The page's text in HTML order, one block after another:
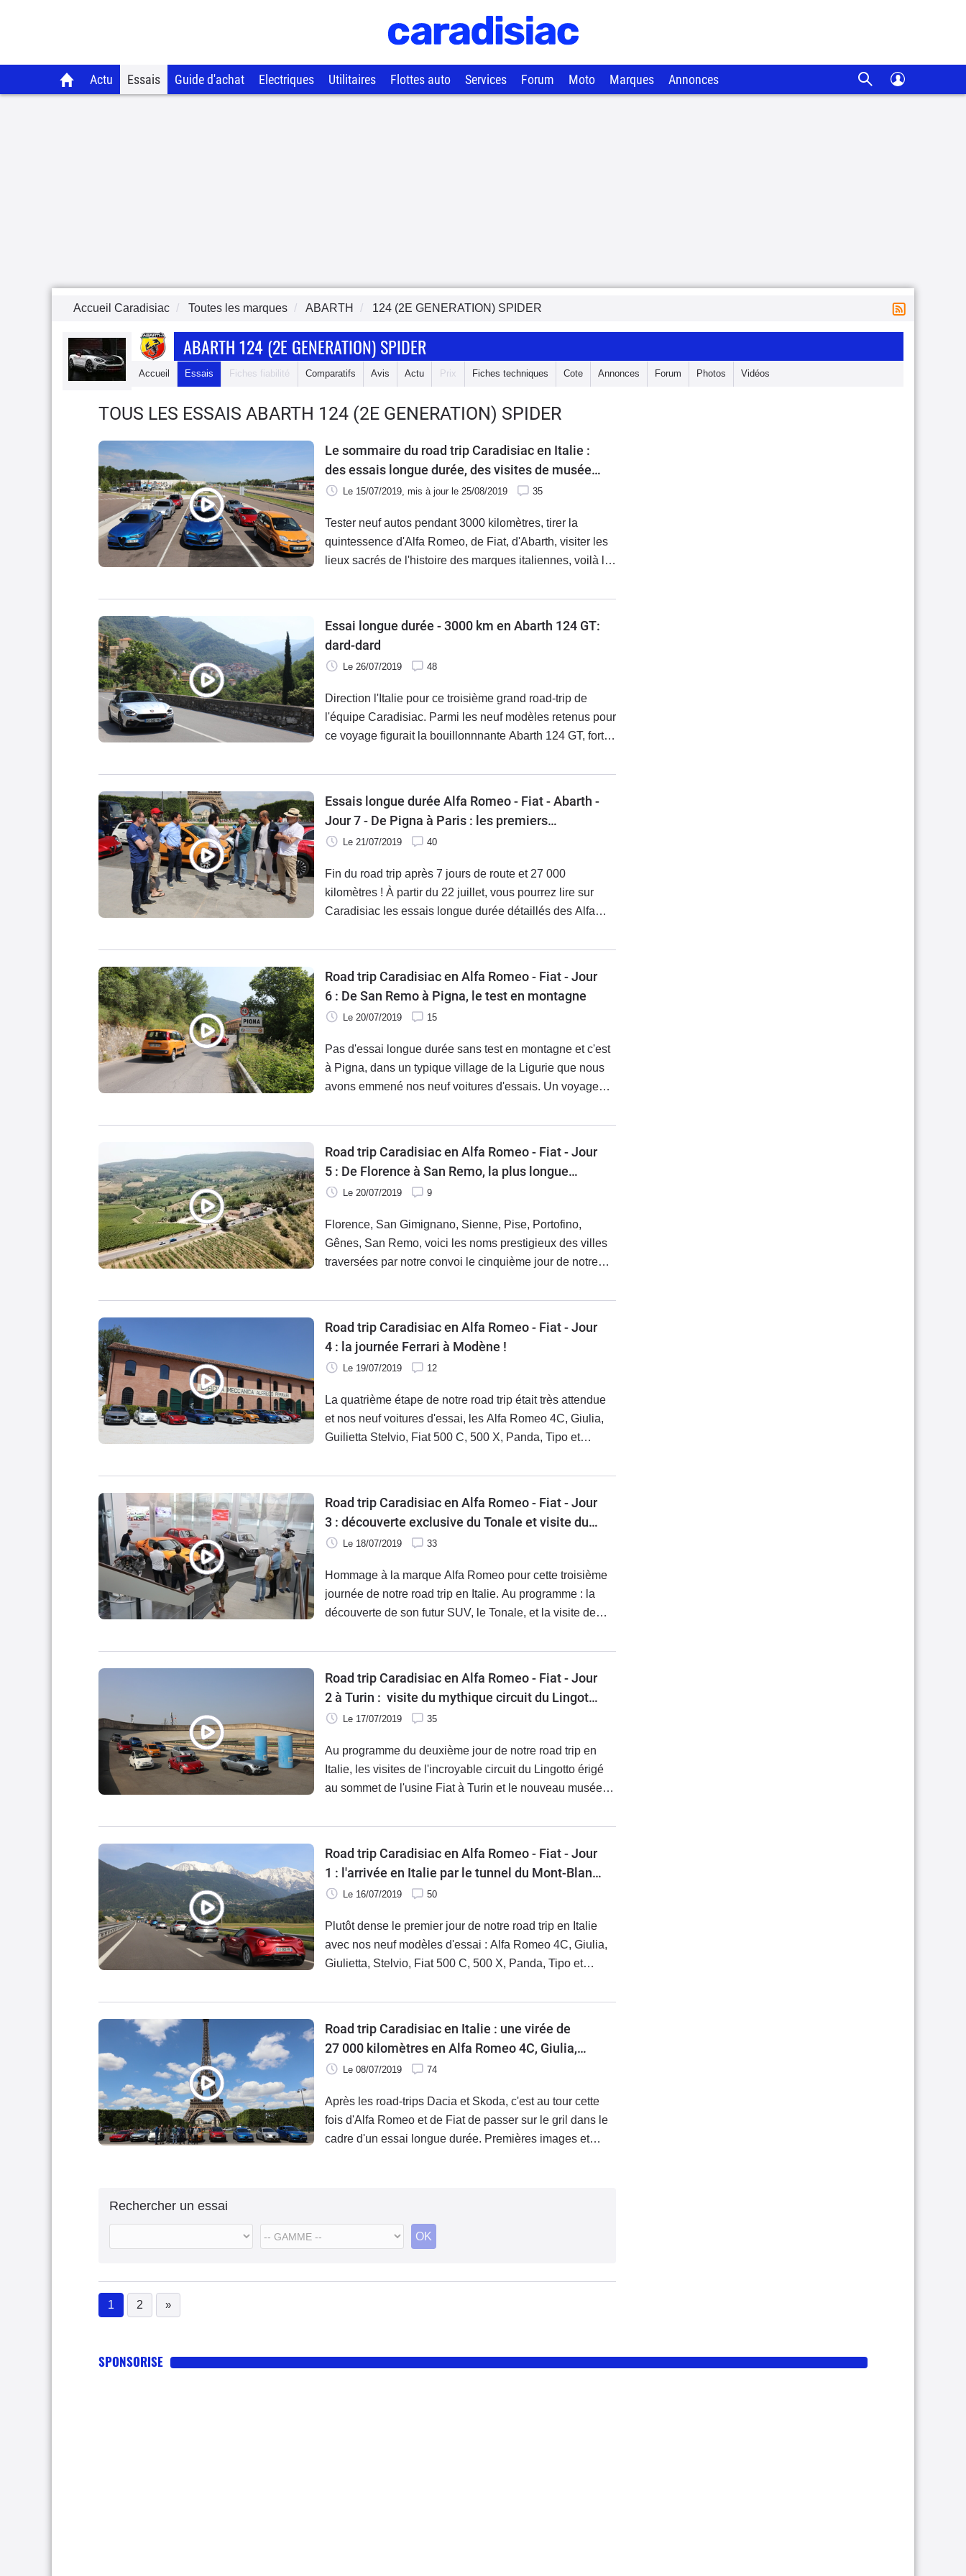
Actu Essais Guide d'achat Electriques Utilitaires Flottes auto Services Forum Moto Marques Annonces
Accueil Caradisiac Toutes les marques ABARTH 124 (2E GENERATION) SPIDER
ABARTH 124 (2E GENERATION) SPIDER
Accueil Essais Fiches fiabilité Comparatifs Avis Actu Prix Fiches techniques Cote Annonces Forum Photos Vidéos
TOUS LES ESSAIS ABARTH 124 (2E GENERATION) SPIDER
Le sommaire du road trip Caradisiac en Italie :
des essais longue durée, des visites de musées,
des exclusivités...
Le 15/07/2019, mis à jour le 25/08/2019 35
Tester neuf autos pendant 3000 kilomètres, tirer la
quintessence d'Alfa Romeo, de Fiat, d'Abarth, visiter les
lieux sacrés de l'histoire des marques italiennes, voilà le
dessous les neuf modèles testés, la bande annonce de
publiés cet été sur Caradisiac.
Essai longue durée - 3000 km en Abarth 124 GT:
dard-dard
Le 26/07/2019 48
Direction l'Italie pour ce troisième grand road-trip de
l'équipe Caradisiac. Parmi les neuf modèles retenus pour
ce voyage figurait la bouillonnnante Abarth 124 GT, forte
aptitudes sportives, l'auto donne-t-elle satisfaction lors
Essais longue durée Alfa Romeo - Fiat - Abarth -
Jour 7 - De Pigna à Paris : les premiers
enseignements du road trip
Le 21/07/2019 40
Fin du road trip après 7 jours de route et 27 000
kilomètres ! À partir du 22 juillet, vous pourrez lire sur
Caradisiac les essais longue durée détaillés des Alfa
Panda, Tipo et Abarth 124. En attendant, retrouvez les
premières impressions sur les voitures testées et qui
tentent de tirer la quintessence de ce que représentent
aujourd'hui Alfa Romeo et Fiat.
Road trip Caradisiac en Alfa Romeo - Fiat - Jour
6 : De San Remo à Pigna, le test en montagne
Le 20/07/2019 15
Pas d'essai longue durée sans test en montagne et c'est
à Pigna, dans un typique village de la Ligurie que nous
avons emmené nos neuf voitures d'essais. Un voyage
Road trip Caradisiac en Alfa Romeo - Fiat - Jour
5 : De Florence à San Remo, la plus longue
étapeLe 20/07/2019 9
Florence, San Gimignano, Sienne, Pise, Portofino,
Gênes, San Remo, voici les noms prestigieux des villes
traversées par notre convoi le cinquième jour de notre
des conditions différentes et de découvrir des paysages
Road trip Caradisiac en Alfa Romeo - Fiat - Jour
4 : la journée Ferrari à Modène !
Le 19/07/2019 12
La quatrième étape de notre road trip était très attendue
et nos neuf voitures d'essai, les Alfa Romeo 4C, Giulia,
Guilietta Stelvio, Fiat 500 C, 500 X, Panda, Tipo et
marque la plus prestigieuse du monde, Ferrari.
Road trip Caradisiac en Alfa Romeo - Fiat - Jour
3 : découverte exclusive du Tonale et visite du
musée Alfa Romeo
Le 18/07/2019 33
Hommage à la marque Alfa Romeo pour cette troisième
journée de notre road trip en Italie. Au programme : la
découverte de son futur SUV, le Tonale, et la visite de
d'appréhender l'avenir d'Alfa Romeo tout en scrutant son
Road trip Caradisiac en Alfa Romeo - Fiat - Jour
2 à Turin : visite du mythique circuit du Lingotto
et du nouveau Hub Fiat
Le 17/07/2019 35
Au programme du deuxième jour de notre road trip en
Italie, les visites de l'incroyable circuit du Lingotto érigé
au sommet de l'usine Fiat à Turin et le nouveau musée
testés, les Alfa Romeo 4C, Giulia, Giulietta, Stelvio, Fiat
les traces de leurs glorieux ancêtres !
Road trip Caradisiac en Alfa Romeo - Fiat - Jour
1 : l'arrivée en Italie par le tunnel du Mont-Blanc
(vidéo)Le 16/07/2019 50
Plutôt dense le premier jour de notre road trip en Italie
avec nos neuf modèles d'essai : Alfa Romeo 4C, Giulia,
Giulietta, Stelvio, Fiat 500 C, 500 X, Panda, Tipo et
rejoindre Turin via la fameux tunnel du Mont-Blanc.
besoin était à quel point nos montures étaient
différentes.
Road trip Caradisiac en Italie : une virée de
27 000 kilomètres en Alfa Romeo 4C, Giulia,
Guilietta Stelvio, Fiat 500 C, 500 X, Panda, Tipo
Le 08/07/2019 74
Après les road-trips Dacia et Skoda, c'est au tour cette
fois d'Alfa Romeo et de Fiat de passer sur le gril dans le
cadre d'un essai longue durée. Premières images et
Rechercher un essai
OK
1
(current)
2 »
SPONSORISE